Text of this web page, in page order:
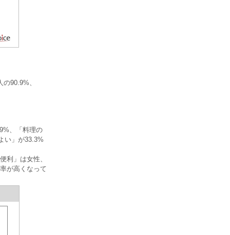
90.9%、
、「料理の
い」が33.3%
利」は女性、
が高くなって